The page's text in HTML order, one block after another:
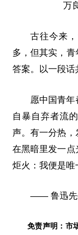
万
古往今来
多，但其实，
答案。以一段话
愿中国青
自暴自弃者流
声。有一分热
在黑暗里发一
炬火：我便是唯
—— 鲁迅先
免责声明：市